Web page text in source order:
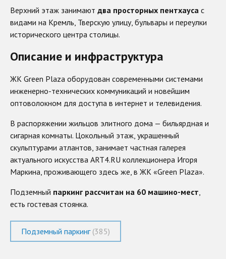
Верхний этаж занимают два просторных пентхауса с
видами на Кремль, Тверскую улицу, бульвары и переулки
исторического центра столицы.
Описание и инфраструктура
ЖК Green Plaza оборудован современными системами
инженерно-технических коммуникаций и новейшим
оптоволокном для доступа в интернет и телевидения.
В распоряжении жильцов элитного дома — бильярдная и
сигарная комнаты. Цокольный этаж, украшенный
скульптурами атлантов, занимает частная галерея
актуального искусства ART4.RU коллекционера Игоря
Маркина, проживающего здесь же, в ЖК «Green Plaza».
Подземный паркинг рассчитан на 60 машино-мест,
есть гостевая стоянка.
Подземный паркинг (385)